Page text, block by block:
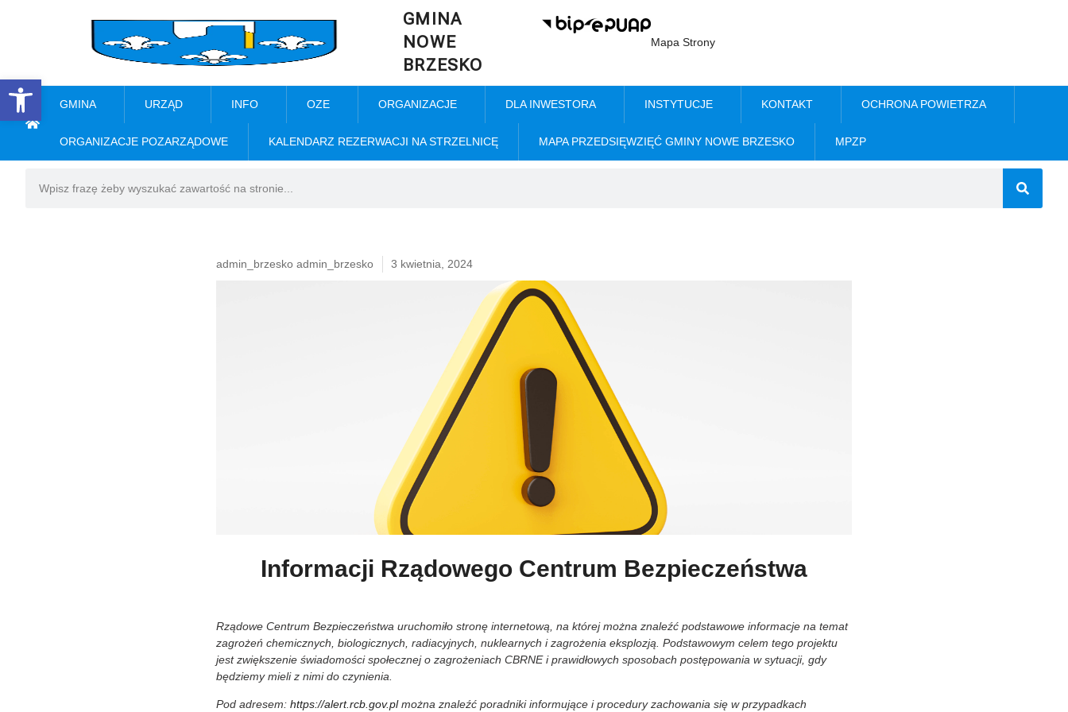
Open toolbar
GMINA
NOWE
BRZESKO
Mapa Strony
GMINA URZĄD INFO OZE ORGANIZACJE DLA INWESTORA INSTYTUCJE KONTAKT OCHRONA POWIETRZA
ORGANIZACJE POZARZĄDOWE KALENDARZ REZERWACJI NA STRZELNICĘ MAPA PRZEDSIĘWZIĘĆ GMINY NOWE BRZESKO MPZP
admin_brzesko admin_brzesko 3 kwietnia, 2024
Informacji Rządowego Centrum Bezpieczeństwa
Rządowe Centrum Bezpieczeństwa uruchomiło stronę internetową, na której można znaleźć podstawowe informacje na temat
zagrożeń chemicznych, biologicznych, radiacyjnych, nuklearnych i zagrożenia eksplozją. Podstawowym celem tego projektu
jest zwiększenie świadomości społecznej o zagrożeniach CBRNE i prawidłowych sposobach postępowania w sytuacji, gdy
będziemy mieli z nimi do czynienia.
Pod adresem: https://alert.rcb.gov.pl można znaleźć poradniki informujące i procedury zachowania się w przypadkach